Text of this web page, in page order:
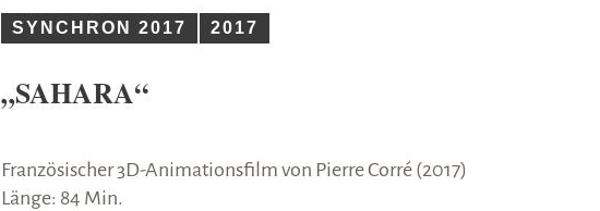
SYNCHRON 2017 2017
„SAHARA“
Französischer 3D-Animationsfilm von Pierre Corré (2017)
Länge: 84 Min.